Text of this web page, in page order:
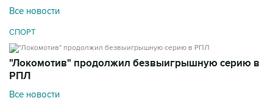
Все новости
СПОРТ
"Локомотив" продолжил безвыигрышную серию в
РПЛ
Все новости